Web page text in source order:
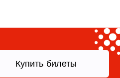
Купить билеты